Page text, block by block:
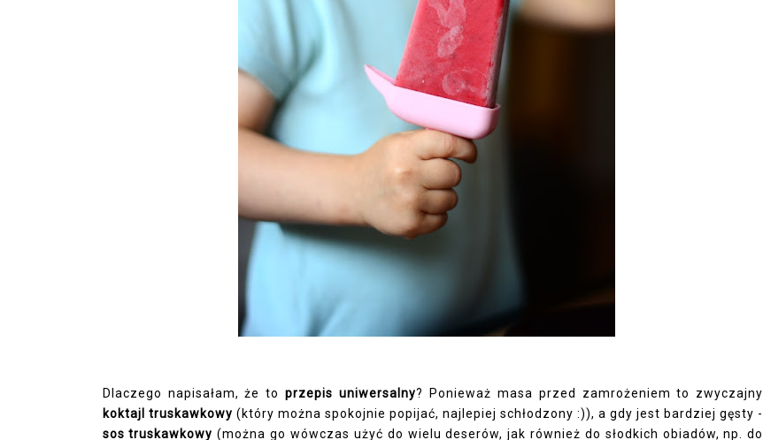
Dlaczego napisałam, że toprzepis uniwersalny? Ponieważ masa przed zamrożeniem to zwyczajny
koktajl truskawkowy (który można spokojnie popijać, najlepiej schłodzony :)), a gdy jest bardziej gęsty -
sos truskawkowy (można go wówczas użyć do wielu deserów, jak również do słodkich obiadów, np. do